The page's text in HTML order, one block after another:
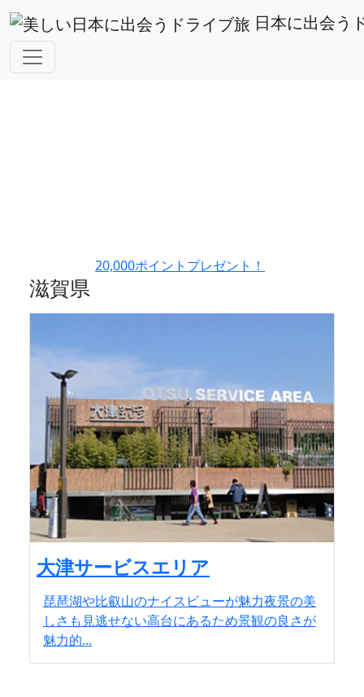
日本に出会う
20,000ポイントプレゼント！
滋賀県
大津サービスエリア
琵琶湖や比叡山のナイスビューが魅力夜景の美
しさも見逃せない高台にあるため景観の良さが
魅力的...